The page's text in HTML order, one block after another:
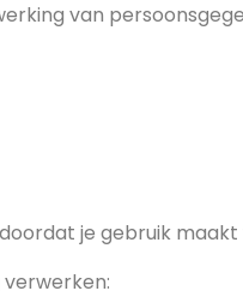
van
je gebruik